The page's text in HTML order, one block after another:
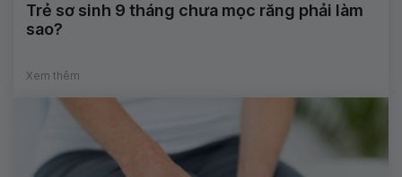
Trẻ sơ sinh 9 tháng chưa mọc răng phải làm
sao?
Xem thêm